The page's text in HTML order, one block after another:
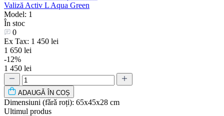
Valiză Activ L Aqua Green
Model: 1
În stoc
0
Ex Tax: 1 450 lei
1 650 lei
-12%
1 450 lei
ADAUGǍ ÎN COȘ
Dimensiuni (fǎrǎ roți): 65х45х28 cm
Ultimul produs